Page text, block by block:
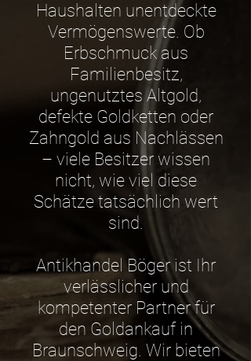
Haushalten unentdeckte
Vermögenswerte. Ob
Erbschmuck aus
Familienbesitz,
ungenutztes Altgold,
defekte Goldketten oder
Zahngold aus Nachlässen
– viele Besitzer wissen
nicht, wie viel diese
Schätze tatsächlich wert
sind.
Antikhandel Böger ist Ihr
verlässlicher und
kompetenter Partner für
den Goldankauf in
Braunschweig. Wir bieten